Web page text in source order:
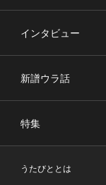
インタビュー
新譜ウラ話
特集
うたびととは